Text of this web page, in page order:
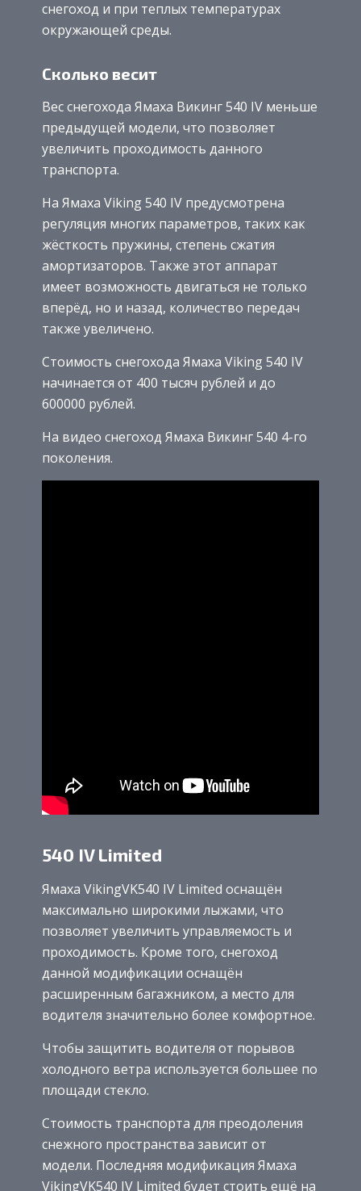
снегоход и при теплых температурах
окружающей среды.
Сколько весит
Вес снегохода Ямаха Викинг 540 IV меньше
предыдущей модели, что позволяет
увеличить проходимость данного
транспорта.
На Ямаха Viking 540 IV предусмотрена
регуляция многих параметров, таких как
жёсткость пружины, степень сжатия
амортизаторов. Также этот аппарат
имеет возможность двигаться не только
вперёд, но и назад, количество передач
также увеличено.
Стоимость снегохода Ямаха Viking 540 IV
начинается от 400 тысяч рублей и до
600000 рублей.
На видео снегоход Ямаха Викинг 540 4-го
поколения.
540 IV Limited
Ямаха VikingVK540 IV Limited оснащён
максимально широкими лыжами, что
позволяет увеличить управляемость и
проходимость. Кроме того, снегоход
данной модификации оснащён
расширенным багажником, а место для
водителя значительно более комфортное.
Чтобы защитить водителя от порывов
холодного ветра используется большее по
площади стекло.
Стоимость транспорта для преодоления
снежного пространства зависит от
модели. Последняя модификация Ямаха
VikingVK540 IV Limited будет стоить ещё на